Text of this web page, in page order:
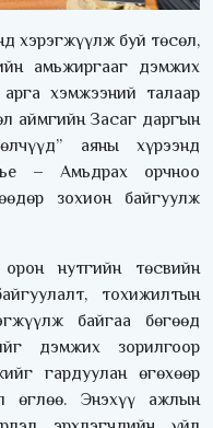
хэрэгжүүлж буй төсөл,
амьжиргааг дэмжих
хэмжээний талаар
аймгийн Засаг даргын
аяны хүрээнд
– Амьдрах орчноо
зохион байгуулж
нутгийн төсвийн
тохижилтын
байгаа бөгөөд
дэмжих зорилгоор
гардуулан өгөхөөр
өглөө. Энэхүү ажлын